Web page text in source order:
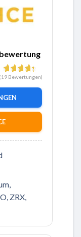
(19Bewertungen)
ZRX,